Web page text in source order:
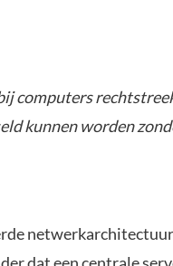
computers
kunnen worden